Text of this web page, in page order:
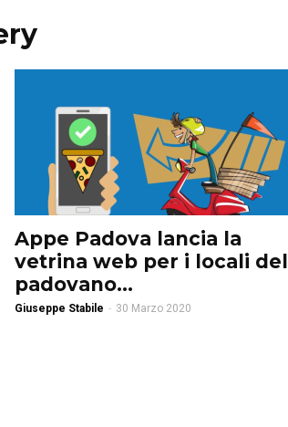
Appe Padova lancia la
vetrina web per i locali del
padovano...
Giuseppe Stabile - 30 Marzo 2020